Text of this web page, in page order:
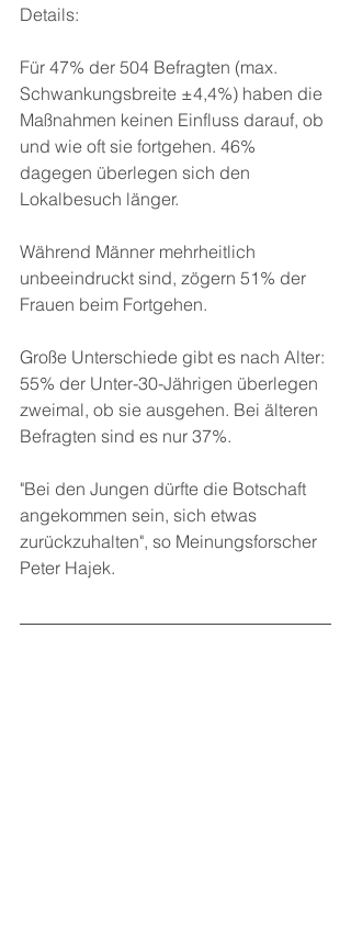
Details:
Für 47% der 504 Befragten (max.
Schwankungsbreite ±4,4%) haben die
Maßnahmen keinen Einfluss darauf, ob
und wie oft sie fortgehen. 46%
dagegen überlegen sich den
Lokalbesuch länger.
Während Männer mehrheitlich
unbeeindruckt sind, zögern 51% der
Frauen beim Fortgehen.
Große Unterschiede gibt es nach Alter:
55% der Unter-30-Jährigen überlegen
zweimal, ob sie ausgehen. Bei älteren
Befragten sind es nur 37%.
"Bei den Jungen dürfte die Botschaft
angekommen sein, sich etwas
zurückzuhalten", so Meinungsforscher
Peter Hajek.